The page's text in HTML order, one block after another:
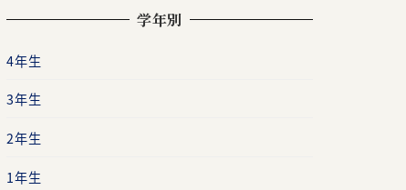
学年別
4年生
3年生
2年生
1年生